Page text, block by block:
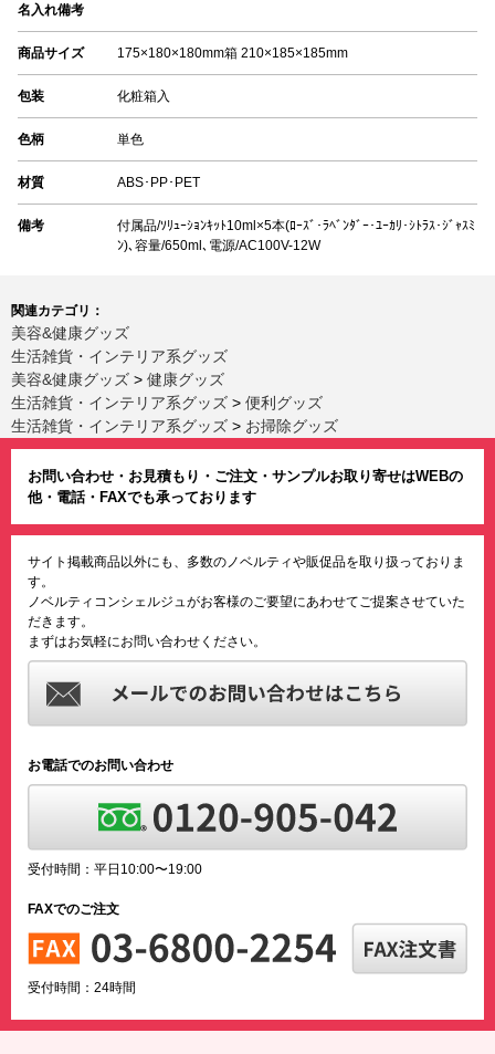
名入れ備考
商品サイズ 175×180×180mm箱 210×185×185mm
包装 化粧箱入
色柄 単色
材質 ABS･PP･PET
備考
付属品/ｿﾘｭｰｼｮﾝｷｯﾄ10ml×5本(ﾛｰｽﾞ･ﾗﾍﾞﾝﾀﾞｰ･ﾕｰｶﾘ･ｼﾄﾗｽ･ｼﾞｬｽﾐ
ﾝ)､容量/650ml､電源/AC100V-12W
関連カテゴリ：
美容&健康グッズ
生活雑貨・インテリア系グッズ
美容&健康グッズ > 健康グッズ
生活雑貨・インテリア系グッズ > 便利グッズ
生活雑貨・インテリア系グッズ > お掃除グッズ
お問い合わせ・お見積もり・ご注文・サンプルお取り寄せはWEBの
他・電話・FAXでも承っております
サイト掲載商品以外にも、多数のノベルティや販促品を取り扱っておりま
す。
ノベルティコンシェルジュがお客様のご要望にあわせてご提案させていた
だきます。
まずはお気軽にお問い合わせください。
お電話でのお問い合わせ
受付時間：平日10:00〜19:00
FAXでのご注文
受付時間：24時間